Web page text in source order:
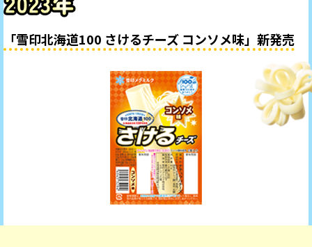
「雪印北海道100 さけるチーズ コンソメ味」新発売